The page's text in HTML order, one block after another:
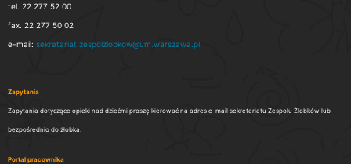
tel. 22 277 52 00
fax. 22 277 50 02
e-mail: sekretariat.zespolzlobkow@um.warszawa.pl
Zapytania
Zapytania dotyczące opieki nad dziećmi proszę kierować na adres e-mail sekretariatu Zespołu Żłobków lub
bezpośrednio do żłobka.
Portal pracownika